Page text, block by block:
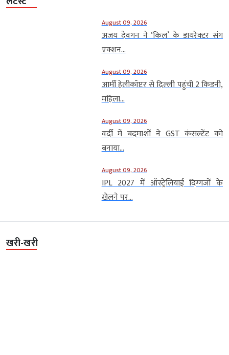
August 09, 2026
अजय देवगन ने ‘किल’ के डायरेक्टर संग
एक्शन...
August 09, 2026
आर्मी हेलीकॉप्टर से दिल्ली पहुंची 2 किडनी,
महिला...
August 09, 2026
वर्दी में बदमाशों ने GST कंसल्टेंट को
बनाया...
August 09, 2026
IPL 2027 में ऑस्ट्रेलियाई दिग्गजों के
खेलने पर...
खरी-खरी